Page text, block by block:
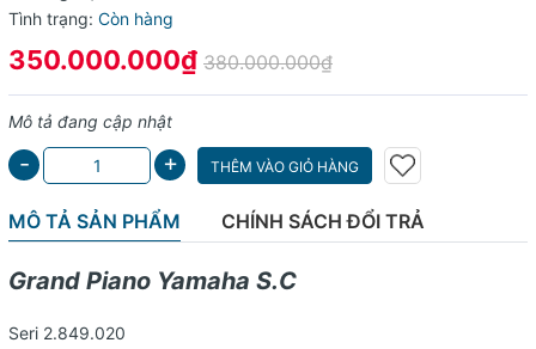
Tình trạng: Còn hàng
350.000.000₫ 380.000.000₫
Mô tả đang cập nhật
- + THÊM VÀO GIỎ HÀNG
MÔ TẢ SẢN PHẨM CHÍNH SÁCH ĐỔI TRẢ
Grand Piano Yamaha S.C
Seri 2.849.020